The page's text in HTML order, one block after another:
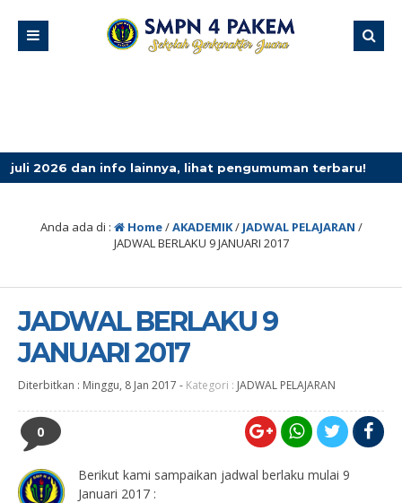
info lainnya, lihat pengumuman terbaru! 4 minggu
Anda ada di : Home/AKADEMIK/ JADWAL PELAJARAN /
JADWAL BERLAKU 9 JANUARI 2017
JADWAL BERLAKU 9
JANUARI 2017
Diterbitkan : Minggu, 8 Jan 2017 - Kategori : JADWAL PELAJARAN
0
Berikut kami sampaikan jadwal berlaku mulai 9
Januari 2017 :